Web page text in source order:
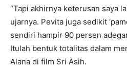
“Tapi akhirnya keterusan saya
ujarnya. Pevita juga sedikit
sendiri hampir 90 persen
Itulah bentuk totalitas dalam
Alana di film Sri Asih.